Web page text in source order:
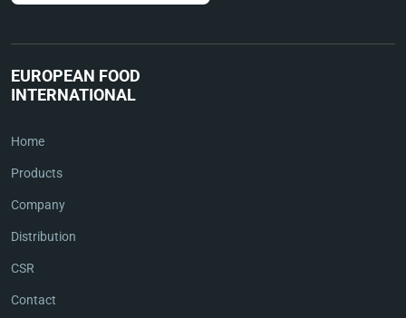
EUROPEAN FOOD
INTERNATIONAL
Home
Products
Company
Distribution
CSR
Contact